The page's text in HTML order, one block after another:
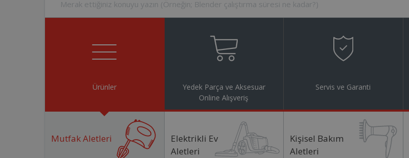
Ürünler
Yedek Parça ve Aksesuar
Online Alışveriş
Servis ve Garanti
Mutfak Aletleri
Elektrikli Ev
Aletleri
Kişisel Bakım
Aletleri